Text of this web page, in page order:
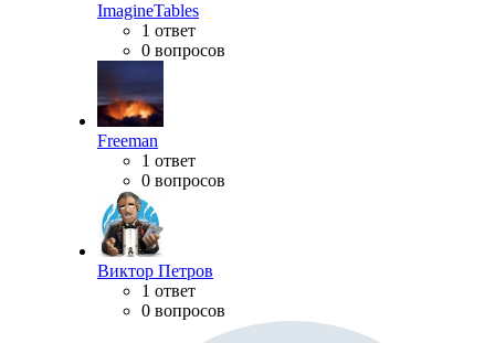
ImagineTables
1 ответ
0 вопросов
Freeman
1 ответ
0 вопросов
Виктор Петров
1 ответ
0 вопросов